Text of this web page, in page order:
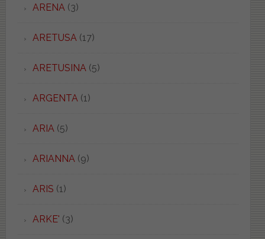
ARENA(3)
ARETUSA(17)
ARETUSINA(5)
ARGENTA(1)
ARIA(5)
ARIANNA(9)
ARIS (1)
ARKE' (3)